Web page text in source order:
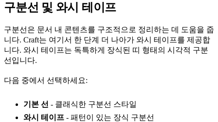
구분선 및 와시 테이프
구분선은 문서 내 콘텐츠를 구조적으로 정리하는 데 도움을 줍
니다. Craft는 여기서 한 단계 더 나아가 와시 테이프를 제공합
니다. 와시 테이프는 독특하게 장식된 띠 형태의 시각적 구분
선입니다.
다음 중에서 선택하세요:
기본 선 - 클래식한 구분선 스타일
와시 테이프 - 패턴이 있는 장식 구분선